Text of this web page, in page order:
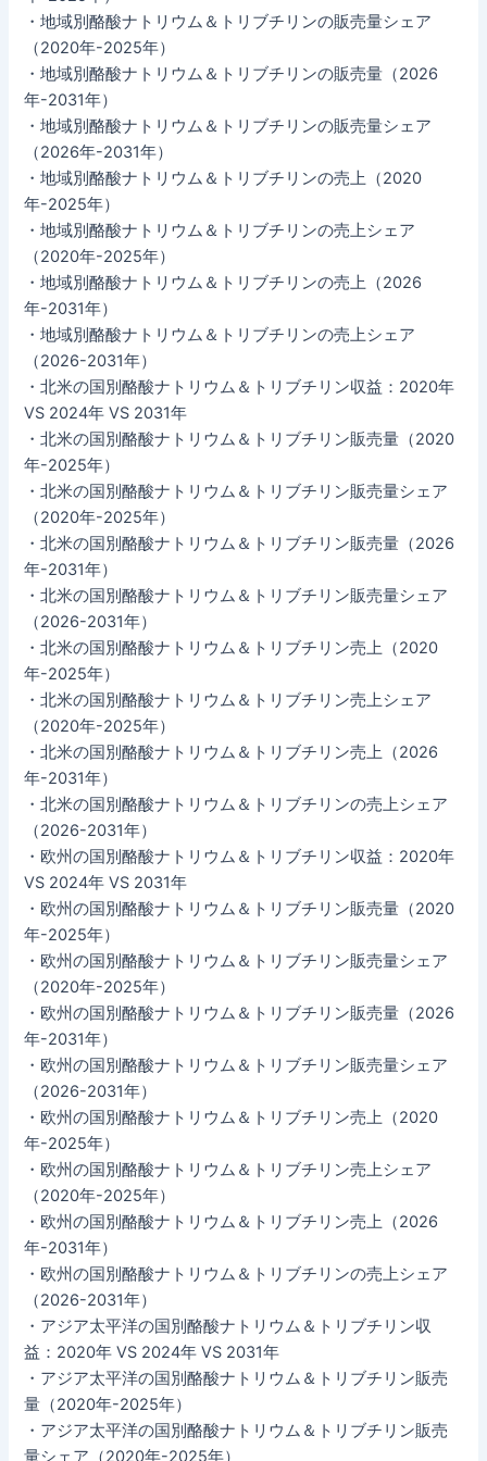
・地域別酪酸ナトリウム＆トリブチリンの販売量シェア
（2020年-2025年）
・地域別酪酸ナトリウム＆トリブチリンの販売量（2026
年-2031年）
・地域別酪酸ナトリウム＆トリブチリンの販売量シェア
（2026年-2031年）
・地域別酪酸ナトリウム＆トリブチリンの売上（2020
年-2025年）
・地域別酪酸ナトリウム＆トリブチリンの売上シェア
（2020年-2025年）
・地域別酪酸ナトリウム＆トリブチリンの売上（2026
年-2031年）
・地域別酪酸ナトリウム＆トリブチリンの売上シェア
（2026-2031年）
・北米の国別酪酸ナトリウム＆トリブチリン収益：2020年
VS 2024年 VS 2031年
・北米の国別酪酸ナトリウム＆トリブチリン販売量（2020
年-2025年）
・北米の国別酪酸ナトリウム＆トリブチリン販売量シェア
（2020年-2025年）
・北米の国別酪酸ナトリウム＆トリブチリン販売量（2026
年-2031年）
・北米の国別酪酸ナトリウム＆トリブチリン販売量シェア
（2026-2031年）
・北米の国別酪酸ナトリウム＆トリブチリン売上（2020
年-2025年）
・北米の国別酪酸ナトリウム＆トリブチリン売上シェア
（2020年-2025年）
・北米の国別酪酸ナトリウム＆トリブチリン売上（2026
年-2031年）
・北米の国別酪酸ナトリウム＆トリブチリンの売上シェア
（2026-2031年）
・欧州の国別酪酸ナトリウム＆トリブチリン収益：2020年
VS 2024年 VS 2031年
・欧州の国別酪酸ナトリウム＆トリブチリン販売量（2020
年-2025年）
・欧州の国別酪酸ナトリウム＆トリブチリン販売量シェア
（2020年-2025年）
・欧州の国別酪酸ナトリウム＆トリブチリン販売量（2026
年-2031年）
・欧州の国別酪酸ナトリウム＆トリブチリン販売量シェア
（2026-2031年）
・欧州の国別酪酸ナトリウム＆トリブチリン売上（2020
年-2025年）
・欧州の国別酪酸ナトリウム＆トリブチリン売上シェア
（2020年-2025年）
・欧州の国別酪酸ナトリウム＆トリブチリン売上（2026
年-2031年）
・欧州の国別酪酸ナトリウム＆トリブチリンの売上シェア
（2026-2031年）
・アジア太平洋の国別酪酸ナトリウム＆トリブチリン収
益：2020年 VS 2024年 VS 2031年
・アジア太平洋の国別酪酸ナトリウム＆トリブチリン販売
量（2020年-2025年）
・アジア太平洋の国別酪酸ナトリウム＆トリブチリン販売
量シェア（2020年-2025年）